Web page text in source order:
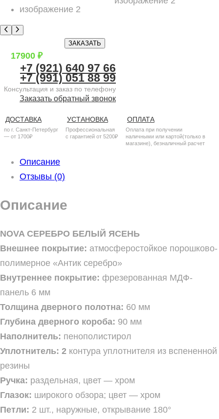
17900₽
ЗАКАЗАТЬ
+7 (921) 640 97 66
+7 (991) 051 88 99
Консультация и заказ по телефону
Заказать обратный звонок
ДОСТАВКА
по г. Санкт-Петербург
— от 1700₽
УСТАНОВКА
Профессиональная
с гарантией от 5200₽
ОПЛАТА
Оплата при получении
наличными или картой(только в
магазине), безналичный расчет
Описание
Отзывы (0)
Описание
NOVA СЕРЕБРО БЕЛЫЙ ЯСЕНЬ
Внешнее покрытие: атмосферостойкое порошково-
полимерное «Антик серебро»
Внутреннее покрытие: фрезерованная МДФ-
панель 6 мм
Толщина дверного полотна: 60 мм
Глубина дверного короба: 90 мм
Наполнитель: пенополистирол
Уплотнитель: 2 контура уплотнителя из вспененной
резины
Ручка: раздельная, цвет — хром
Глазок: широкого обзора; цвет — хром
Петли: 2 шт., наружные, открывание 180°